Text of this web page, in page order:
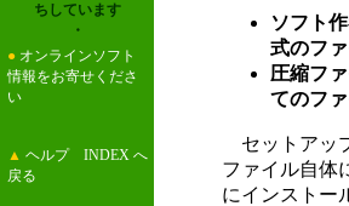
ちしています
・
● オンラインソフト
情報をお寄せくださ
い
▲ ヘルプ INDEX へ
戻る
ソフト
式のフ
圧縮フ
てのフ
セットアッ
ファイル自体
にインストー